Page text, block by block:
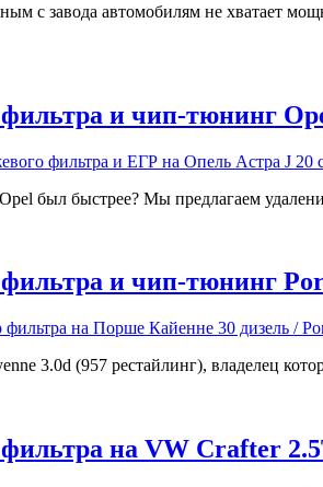
с завода автомобилям не хватает
фильтра и чип-тюнинг
был быстрее? Мы предлагаем
и чип-тюнинг
3.0d (957 рестайлинг), владелец
фильтра на VW Crafter